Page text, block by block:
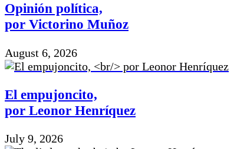
Opinión política,
por Victorino Muñoz
August 6, 2026
El empujoncito,
por Leonor Henríquez
July 9, 2026